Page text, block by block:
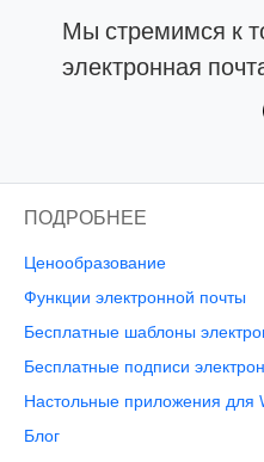
Мы стремимся к
электронная
ПОДРОБНЕЕ
Ценообразование
Функции электронной почты
Бесплатные шаблоны
Бесплатные подписи
Настольные приложения для
Блог